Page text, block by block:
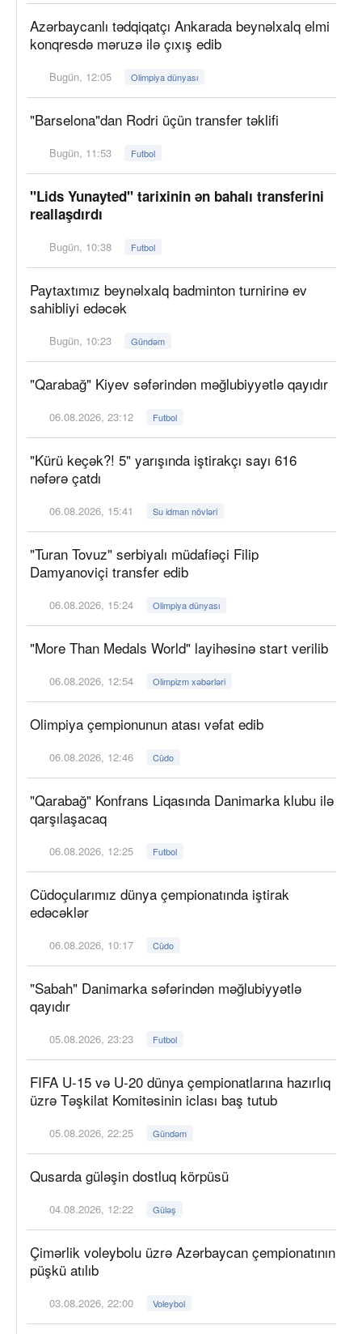
Azərbaycanlı tədqiqatçı Ankarada beynəlxalq elmi
konqresdə məruzə ilə çıxış edib
Bugün, 12:05 Olimpiya dünyası
"Barselona"dan Rodri üçün transfer təklifi
Bugün, 11:53 Futbol
"Lids Yunayted" tarixinin ən bahalı transferini
reallaşdırdı
Bugün, 10:38 Futbol
Paytaxtımız beynəlxalq badminton turnirinə ev
sahibliyi edəcək
Bugün, 10:23 Gündəm
"Qarabağ" Kiyev səfərindən məğlubiyyətlə qayıdır
06.08.2026, 23:12 Futbol
"Kürü keçək?! 5" yarışında iştirakçı sayı 616
nəfərə çatdı
06.08.2026, 15:41 Su idman növləri
"Turan Tovuz" serbiyalı müdafiəçi Filip
Damyanoviçi transfer edib
06.08.2026, 15:24 Olimpiya dünyası
"More Than Medals World" layihəsinə start verilib
06.08.2026, 12:54 Olimpizm xəbərləri
Olimpiya çempionunun atası vəfat edib
06.08.2026, 12:46 Cüdo
"Qarabağ" Konfrans Liqasında Danimarka klubu ilə
qarşılaşacaq
06.08.2026, 12:25 Futbol
Cüdoçularımız dünya çempionatında iştirak
edəcəklər
06.08.2026, 10:17 Cüdo
"Sabah" Danimarka səfərindən məğlubiyyətlə
qayıdır
05.08.2026, 23:23 Futbol
FIFA U-15 və U-20 dünya çempionatlarına hazırlıq
üzrə Təşkilat Komitəsinin iclası baş tutub
05.08.2026, 22:25 Gündəm
Qusarda güləşin dostluq körpüsü
04.08.2026, 12:22 Güləş
Çimərlik voleybolu üzrə Azərbaycan çempionatının
püşkü atılıb
03.08.2026, 22:00 Voleybol